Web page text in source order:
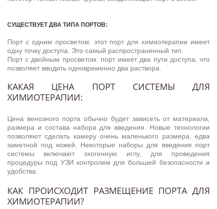
СУЩЕСТВУЕТ ДВА ТИПА ПОРТОВ:
Порт с одним просветом: этот порт для химиотерапии имеет
одну точку доступа. Это самый распространенный тип.
Порт с двойным просветом: порт имеет два пути доступа, что
позволяет вводить одновременно два раствора.
КАКАЯ ЦЕНА ПОРТ СИСТЕМЫ ДЛЯ
ХИМИОТЕРАПИИ:
Цена венозного порта обычно будет зависеть от материала,
размера и состава набора для введения. Новые технологии
позволяют сделать камеру очень маленького размера, едва
заметной под кожей. Некоторые наборы для введения порт
системы включают эхогенную иглу, для проведения
процедуры под УЗИ контролем для большей безопасности и
удобства.
КАК ПРОИСХОДИТ РАЗМЕЩЕНИЕ ПОРТА ДЛЯ
ХИМИОТЕРАПИИ?